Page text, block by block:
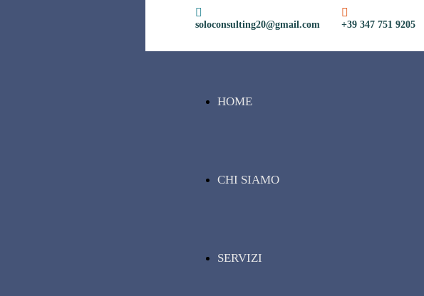
soloconsulting20@gmail.com +39 347 751 9205
HOME
CHI SIAMO
SERVIZI